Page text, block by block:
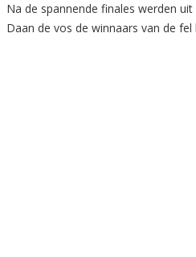
Na de spannende finales werden
Daan de vos de winnaars van de